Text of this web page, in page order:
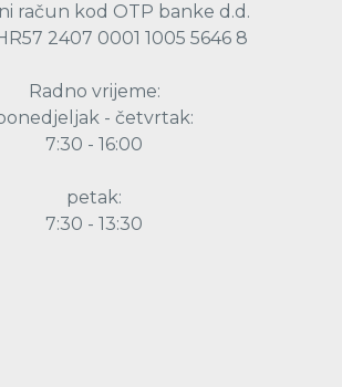
račun kod OTP banke d.d.
2407 0001 1005 5646 8
Radno vrijeme:
- četvrtak:
7:30 - 16:00
petak:
7:30 - 13:30